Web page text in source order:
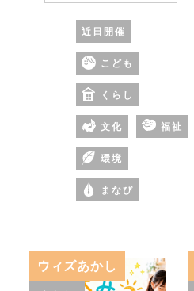
近日開催
こども
くらし
文化 福祉
環境
まなび
ウィズあかし